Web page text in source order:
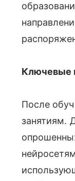
Ключевые
После
занятиям.